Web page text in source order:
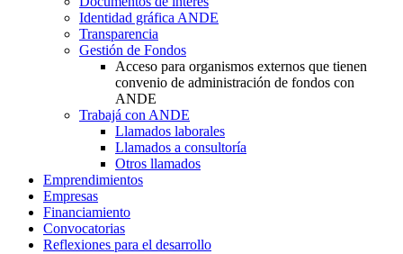
Identidad gráfica ANDE
Transparencia
Gestión de Fondos
Acceso para organismos externos que tienen
convenio de administración de fondos con
ANDE
Trabajá con ANDE
Llamados laborales
Llamados a consultoría
Otros llamados
Emprendimientos
Empresas
Financiamiento
Convocatorias
Reflexiones para el desarrollo